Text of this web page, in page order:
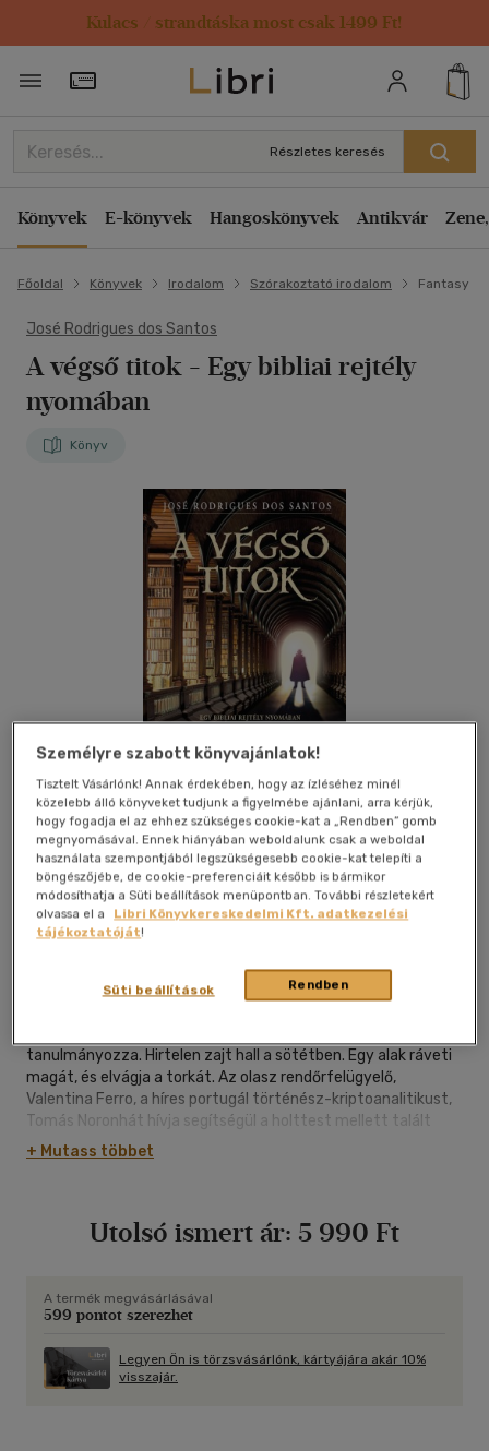
Kulacs / strandtáska most csak 1499 Ft!
Törzsvásárlói Kártya adatai
Részletes keresés
Könyvek E-könyvek Hangoskönyvek Antikvár
Főoldal Könyvek Irodalom Szórakoztató irodalom Fantasy
José Rodrigues dos Santos
A végső titok - Egy bibliai rejtély
nyomában
Könyv
Kívánságlistához adom Megosztom
Kossuth Kiadó Zrt
tanulmányozza. Hirtelen zajt hall a sötétben. Egy alak ráveti
magát, és elvágja a torkát. Az olasz rendőrfelügyelő,
Valentina Ferro, a híres portugál történész-kriptoanalitikust,
Tomás Noronhát hívja segítségül a holttest mellett talált
különös üzenet megfejtéséhez. Az esetet két másik
gyilkosság követi. A nyomozás során Tomás és Valentina a
Újszövetség utolsó titkáig. Jézus Krisztus valódi identitásáig.
bebizonyítja, hogy a rejtély nagymestere. Az utolsó titok
több mint regény: lerántja a leplet az Újszövetség
+ Mutass többet
Utolsó ismert ár: 5 990 Ft
A termék megvásárlásával
599 pontot szerezhet
Legyen Ön is törzsvásárlónk, kártyájára akár 10%
visszajár.
Személyre szabott könyvajánlatok!
Tisztelt Vásárlónk! Annak érdekében, hogy az ízléséhez minél
közelebb álló könyveket tudjunk a figyelmébe ajánlani, arra kérjük,
hogy fogadja el az ehhez szükséges cookie-kat a „Rendben” gomb
megnyomásával. Ennek hiányában weboldalunk csak a weboldal
használata szempontjából legszükségesebb cookie-kat telepíti a
böngészőjébe, de cookie-preferenciáit később is bármikor
módosíthatja a Süti beállítások menüpontban. További részletekért
olvassa el a
Libri Könyvkereskedelmi Kft. adatkezelési
tájékoztatóját!
Rendben
Süti beállítások